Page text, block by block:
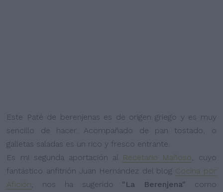
Este Paté de berenjenas es de origen griego y es muy
sencillo de hacer. Acompañado de pan tostado, o
galletas saladas es un rico y fresco entrante.
Es mi segunda aportación al Recetario Mañoso , cuyo
fantástico anfitrión Juan Hernández del blog Cocina por
Afición , nos ha sugerido "La Berenjena" como